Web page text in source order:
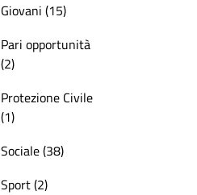
Giovani (15)
Pari opportunità
(2)
Protezione Civile
(1)
Sociale (38)
Sport (2)